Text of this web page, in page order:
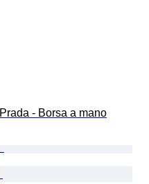
Prada - Borsa a mano